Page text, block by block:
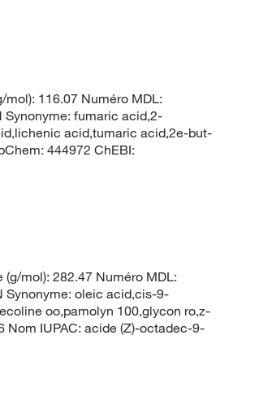
116.07 Numéro MDL:
Synonyme: fumaric acid,2-
acid,tumaric acid,2e-but-
444972 ChEBI:
mol): 282.47 Numéro MDL:
Synonyme: oleic acid,cis-9-
oo,pamolyn 100,glycon ro,z-
Nom IUPAC: acide (Z)-octadec-9-